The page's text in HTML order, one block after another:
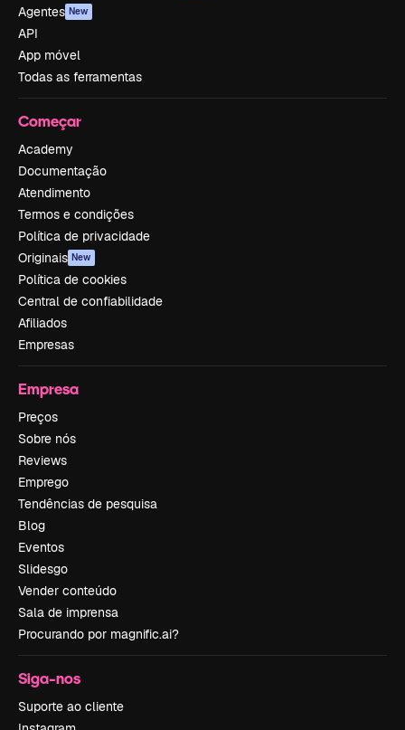
Agentes New
API
App móvel
Todas as ferramentas
Começar
Academy
Documentação
Atendimento
Termos e condições
Política de privacidade
Originais New
Política de cookies
Central de confiabilidade
Afiliados
Empresas
Empresa
Preços
Sobre nós
Reviews
Emprego
Tendências de pesquisa
Blog
Eventos
Slidesgo
Vender conteúdo
Sala de imprensa
Procurando por magnific.ai?
Siga-nos
Suporte ao cliente